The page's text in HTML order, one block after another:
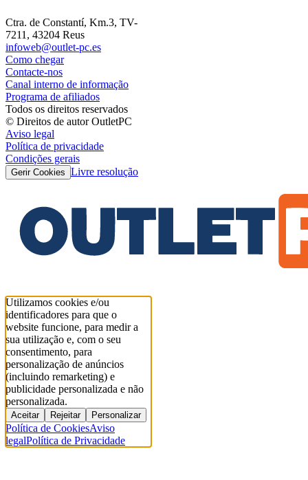
Ctra. de Constantí, Km.3, TV-
7211, 43204 Reus
infoweb@outlet-pc.es
Como chegar
Contacte-nos
Canal interno de informação
Programa de afiliados
Todos os direitos reservados
© Direitos de autor OutletPC
Aviso legal
Política de privacidade
Condições gerais
Gerir Cookies Livre resolução
Utilizamos cookies e/ou
identificadores para que o
website funcione, para medir a
sua utilização e, com o seu
consentimento, para
personalização de anúncios
(incluindo remarketing) e
publicidade personalizada e não
personalizada.
Aceitar Rejeitar Personalizar
Política de CookiesAviso
legalPolítica de Privacidade